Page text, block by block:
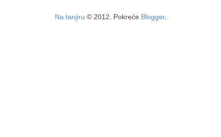
Na tanjiru © 2012. Pokreće Blogger.